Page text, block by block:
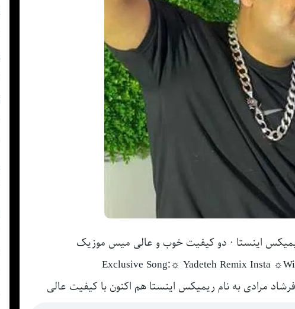
اینستا · دو کیفیت خوب و عالی میس موزیک
Exclusive Song:☼ Yadeteh Remix Insta
مرادی به نام ریمیکس اینستا هم اکنون با کیفیت عالی